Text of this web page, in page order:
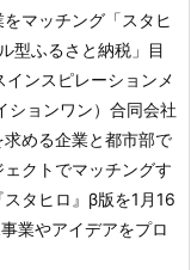
マッチング「スタヒ
型ふるさと納税」目
ンスピレーションメ
ションワン）合同会社
める企業と都市部で
クトでマッチングす
タヒロ』β版を1月16
業やアイデアをプロ